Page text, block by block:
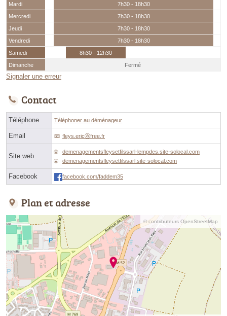
Mardi
7h30 - 18h30
Mercredi
7h30 - 18h30
Jeudi
7h30 - 18h30
Vendredi
7h30 - 18h30
Samedi
8h30 - 12h30
Dimanche
Fermé
Signaler une erreur
Contact
Téléphone Téléphoner au déménageur
Email fleys.ericⓐfree.fr
Site web
demenagementsfleysetfilssarl-lempdes.site-solocal.com
demenagementsfleysetfilssarl.site-solocal.com
Facebook facebook.com/faddem35
Plan et adresse
© contributeurs OpenStreetMap